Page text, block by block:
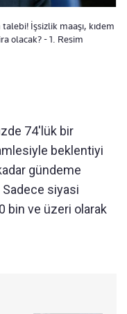
İşsizlik maaşı, kıdem
olacak? - 1. Resim
74'lük bir
beklentiyi
gündeme
Sadece siyasi
bin ve üzeri olarak